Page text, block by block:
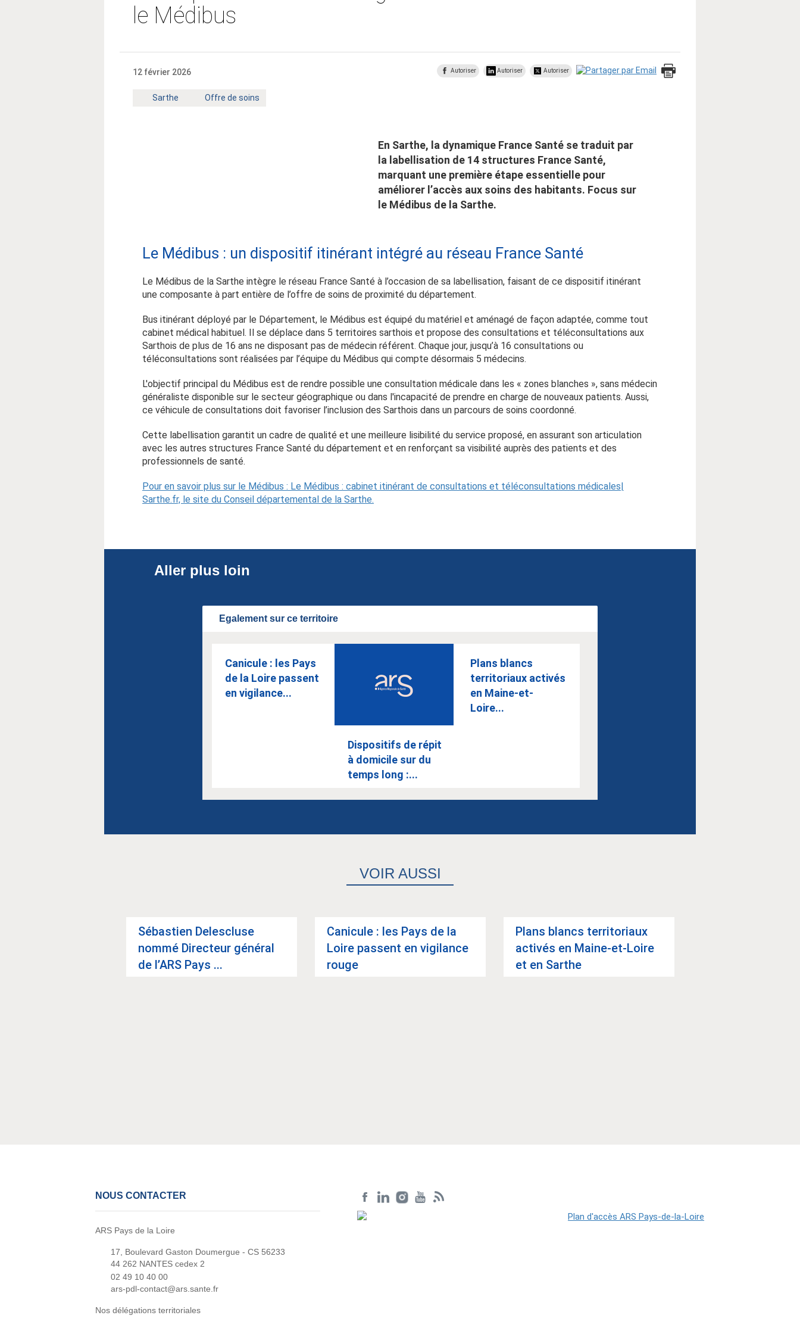
le Médibus
12 février 2026 Autoriser Autoriser Autoriser
Territoire
Sarthe
Mot
Offre de soins
En Sarthe, la dynamique France Santé se traduit par
la labellisation de 14 structures France Santé,
marquant une première étape essentielle pour
améliorer l’accès aux soins des habitants. Focus sur
le Médibus de la Sarthe.
Le Médibus : un dispositif itinérant intégré au réseau France Santé
Le Médibus de la Sarthe intègre le réseau France Santé à l’occasion de sa labellisation, faisant de ce dispositif itinérant
une composante à part entière de l’offre de soins de proximité du département.
Bus itinérant déployé par le Département, le Médibus est équipé du matériel et aménagé de façon adaptée, comme tout
cabinet médical habituel. Il se déplace dans 5 territoires sarthois et propose des consultations et téléconsultations aux
Sarthois de plus de 16 ans ne disposant pas de médecin référent. Chaque jour, jusqu’à 16 consultations ou
téléconsultations sont réalisées par l’équipe du Médibus qui compte désormais 5 médecins.
L'objectif principal du Médibus est de rendre possible une consultation médicale dans les « zones blanches », sans médecin
généraliste disponible sur le secteur géographique ou dans l'incapacité de prendre en charge de nouveaux patients. Aussi,
ce véhicule de consultations doit favoriser l’inclusion des Sarthois dans un parcours de soins coordonné.
Cette labellisation garantit un cadre de qualité et une meilleure lisibilité du service proposé, en assurant son articulation
avec les autres structures France Santé du département et en renforçant sa visibilité auprès des patients et des
professionnels de santé.
Pour en savoir plus sur le Médibus : Le Médibus : cabinet itinérant de consultations et téléconsultations médicales|
Sarthe.fr, le site du Conseil départemental de la Sarthe.
Aller plus loin
Egalement sur ce territoire
Canicule : les Pays
de la Loire passent
en vigilance...
Dispositifs de répit
à domicile sur du
temps long :...
Plans blancs
territoriaux activés
en Maine-et-
Loire...
VOIR AUSSI
Sébas­tien Deles­cluse
nommé Direc­teur géné­ral
de l’ARS Pays ...
Cani­cule : les Pays de la
Loire passent en vigi­lance
rouge
Plans blancs ter­ri­to­riaux
acti­vés en Maine-et-Loire
et en Sarthe
NOUS CONTACTER
ARS Pays de la Loire
17, Boulevard Gaston Doumergue - CS 56233
44 262 NANTES cedex 2
02 49 10 40 00
ars-pdl-contact@ars.sante.fr
Nos délégations territoriales